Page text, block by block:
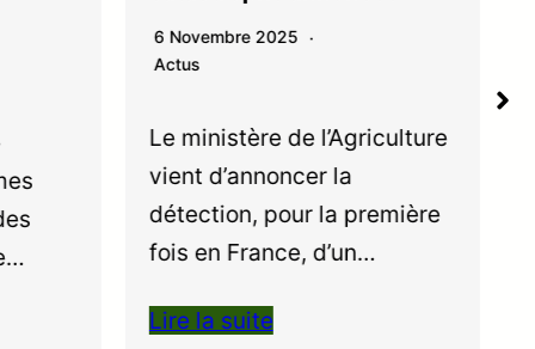
6 Novembre 2025
Actus
Le ministère de l’Agriculture
vient d’annoncer la
détection, pour la première
fois en France, d’un…
Lire la suite